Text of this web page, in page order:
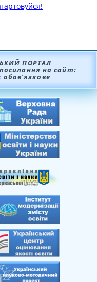
ПОРТАЛ
на сайт:
обов’язкове